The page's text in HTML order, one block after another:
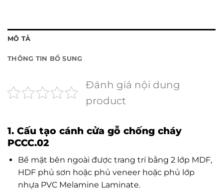
MÔ TẢ
THÔNG TIN BỔ SUNG
Đánh giá nội dung
product
1. Cấu tạo cánh cửa gỗ chống cháy
PCCC.02
Bề mặt bên ngoài được trang trí bằng 2 lớp MDF,
HDF phủ sơn hoặc phủ veneer hoặc phủ lớp
nhựa PVC Melamine Laminate.